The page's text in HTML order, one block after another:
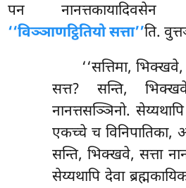
पन
‘‘विञ्ञाणट्ठितियो सत्ता’’ति.
‘‘सत्तिमा,
सत्त? सन्ति,
नानत्तसञ्ञिनो.
एकच्चे च विनिपातिका,
सन्ति, भिक्खवे, सत्ता
सेय्यथापि देवा